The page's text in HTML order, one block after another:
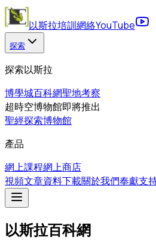
以斯拉培訓網絡YouTube
探索
探索以斯拉
博學城百科網聖地考察
超時空博物館即將推出
聖經探索博物館
產品
網上課程網上商店
視頻文章資料下載關於我們奉獻支
以斯拉百科網